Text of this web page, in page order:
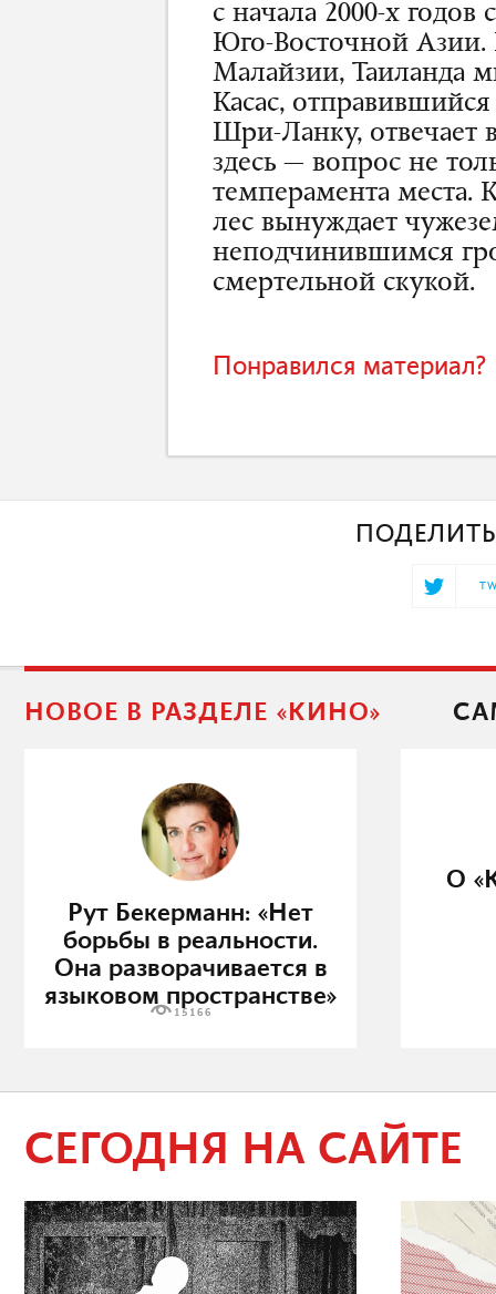
с начала 2000-х годов
Юго-Восточной Азии.
Малайзии, Таиланда
Касас,
Шри-Ланку,
здесь — вопрос не
темперамента
лес вынуждает
неподчинившимся
смертельной скукой.
Понравился
НОВОЕ В РАЗДЕЛЕ «КИНО»
Рут Бекерманн: «Нет
борьбы в реальности.
Она разворачивается в
языковом пространстве»
15166
О
СЕГОДНЯ НА САЙТЕ